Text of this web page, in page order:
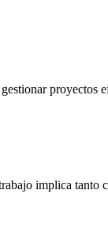
implica tanto